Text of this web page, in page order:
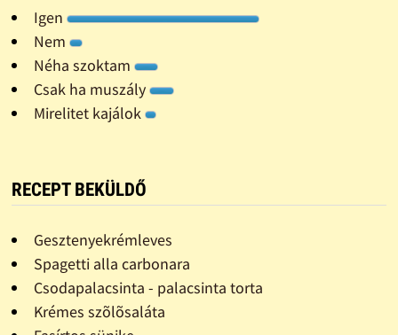
Igen
Nem
Néha szoktam
Csak ha muszály
Mirelitet kajálok
RECEPT BEKÜLDŐ
Gesztenyekrémleves
Spagetti alla carbonara
Csodapalacsinta - palacsinta torta
Krémes szõlõsaláta